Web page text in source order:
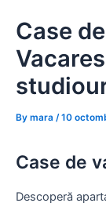
content
Case
By mara /10
Case de
Descoperă